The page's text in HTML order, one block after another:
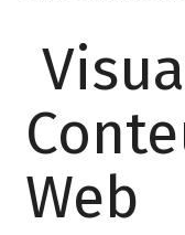
Web